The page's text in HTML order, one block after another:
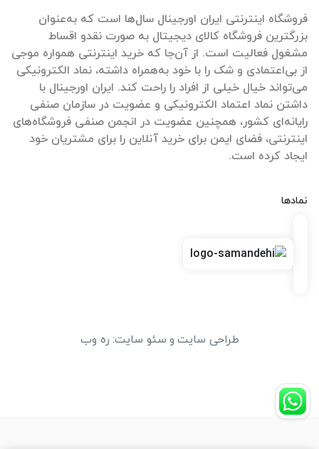
فروشگاه اینترنتی ایران اورجینال سال‌ها است که به‌عنوان
بزرگترین فروشگاه کالای دیجیتال به صورت نقدو اقساط
مشغول فعالیت است. از آن‌جا که خرید اینترنتی همواره موجی
از بی‌اعتمادی و شک را با خود به‌همراه داشته، نماد الکترونیکی
می‌تواند خیال خیلی از افراد را راحت کند. ایران اورجینال با
داشتن نماد اعتماد الکترونیکی و عضویت در سازمان صنفی
رایانه‌ای کشور، همچنین عضویت در انجمن صنفی فروشگاه‌های
اینترنتی، فضای ایمن برای خرید آنلاین را برای مشتریان خود
ایجاد کرده است.
نمادها
طراحی سایت و سئو سایت: ره وب